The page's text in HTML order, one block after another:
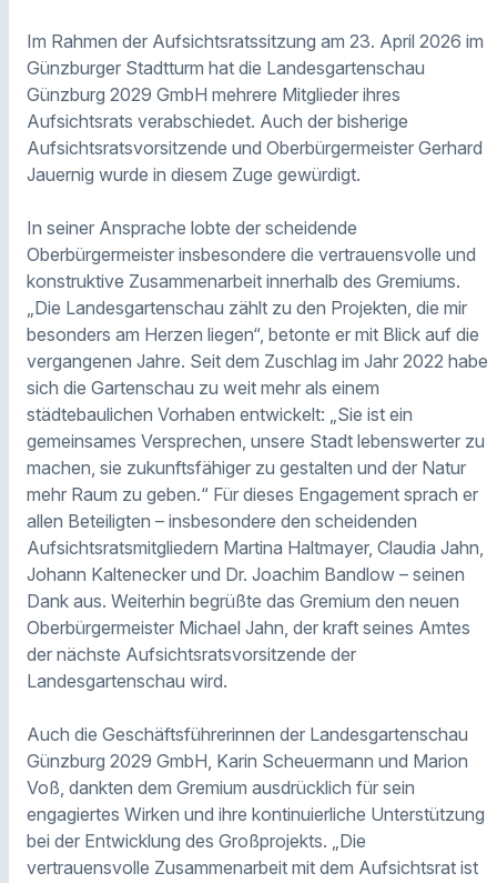
Im Rahmen der Aufsichtsratssitzung am 23. April 2026 im
Günzburger Stadtturm hat die Landesgartenschau
Günzburg 2029 GmbH mehrere Mitglieder ihres
Aufsichtsrats verabschiedet. Auch der bisherige
Aufsichtsratsvorsitzende und Oberbürgermeister Gerhard
Jauernig wurde in diesem Zuge gewürdigt.
In seiner Ansprache lobte der scheidende
Oberbürgermeister insbesondere die vertrauensvolle und
konstruktive Zusammenarbeit innerhalb des Gremiums.
„Die Landesgartenschau zählt zu den Projekten, die mir
besonders am Herzen liegen“, betonte er mit Blick auf die
vergangenen Jahre. Seit dem Zuschlag im Jahr 2022 habe
sich die Gartenschau zu weit mehr als einem
städtebaulichen Vorhaben entwickelt: „Sie ist ein
gemeinsames Versprechen, unsere Stadt lebenswerter zu
machen, sie zukunftsfähiger zu gestalten und der Natur
mehr Raum zu geben.“ Für dieses Engagement sprach er
allen Beteiligten – insbesondere den scheidenden
Aufsichtsratsmitgliedern Martina Haltmayer, Claudia Jahn,
Johann Kaltenecker und Dr. Joachim Bandlow – seinen
Dank aus. Weiterhin begrüßte das Gremium den neuen
Oberbürgermeister Michael Jahn, der kraft seines Amtes
der nächste Aufsichtsratsvorsitzende der
Landesgartenschau wird.
Auch die Geschäftsführerinnen der Landesgartenschau
Günzburg 2029 GmbH, Karin Scheuermann und Marion
Voß, dankten dem Gremium ausdrücklich für sein
engagiertes Wirken und ihre kontinuierliche Unterstützung
bei der Entwicklung des Großprojekts. „Die
vertrauensvolle Zusammenarbeit mit dem Aufsichtsrat ist